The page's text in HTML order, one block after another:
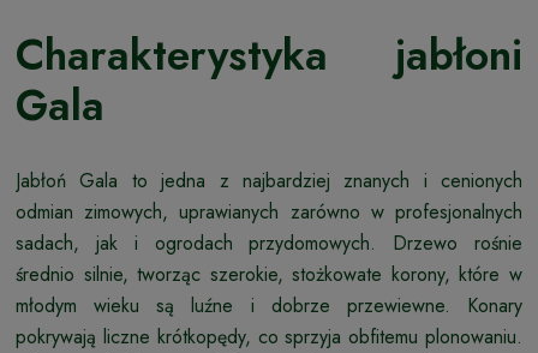
Charakterystyka jabłoni
Gala
Jabłoń Gala to jedna z najbardziej znanych i cenionych
odmian zimowych, uprawianych zarówno w profesjonalnych
sadach, jak i ogrodach przydomowych. Drzewo rośnie
średnio silnie, tworząc szerokie, stożkowate korony, które w
młodym wieku są luźne i dobrze przewiewne. Konary
pokrywają liczne krótkopędy, co sprzyja obfitemu plonowaniu.